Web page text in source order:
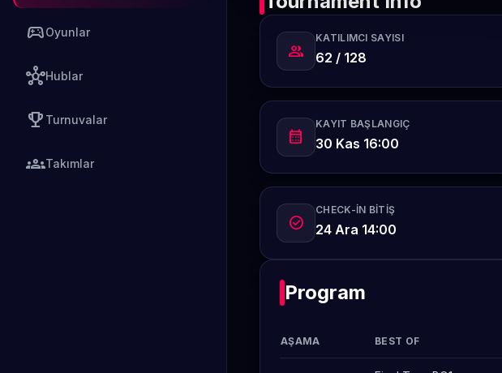
sports_esportsOyunlar
hubHublar
emoji_events Turnuvalar
groupsTakımlar
group
KATILIMCI SAYISI
62 / 128
calendar_month
KAYIT BAŞLANGIÇ
30 Kas 16:00
check_circle
CHECK-IN BITIŞ
24 Ara 14:00
Program
AŞAMA BEST OF